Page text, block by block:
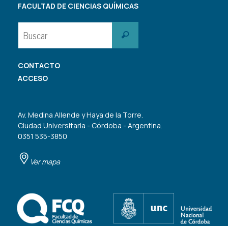
FACULTAD DE CIENCIAS QUÍMICAS
Buscar
CONTACTO
ACCESO
Av. Medina Allende y Haya de la Torre.
Ciudad Universitaria - Córdoba - Argentina.
0351 535-3850
Ver mapa